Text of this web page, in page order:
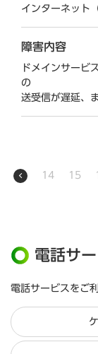
インターネット
障害内容
ドメインサービ
の
送受信が遅延、
14 15
電話サ
電話サービスをご